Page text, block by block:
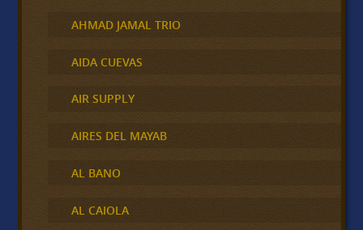
AHMAD JAMAL TRIO
AIDA CUEVAS
AIR SUPPLY
AIRES DEL MAYAB
AL BANO
AL CAIOLA